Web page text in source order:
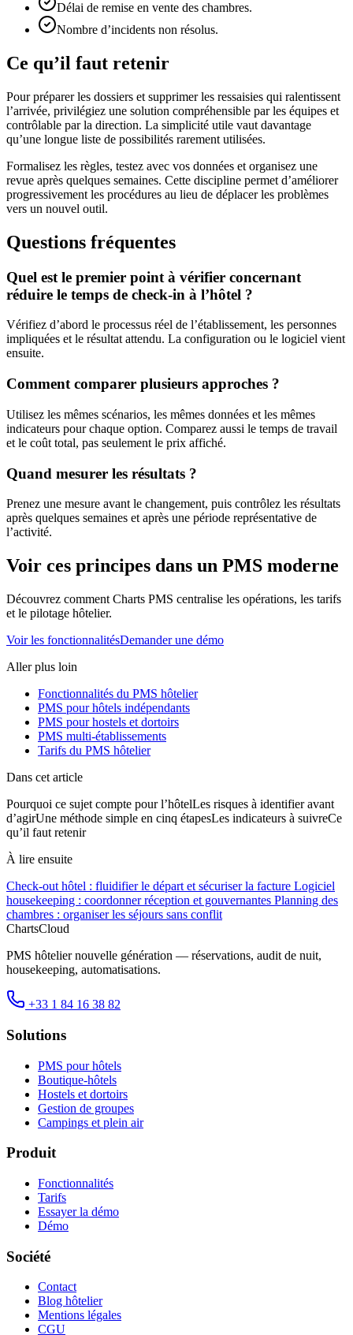
Délai de remise en vente des chambres.
Nombre d’incidents non résolus.
Ce qu’il faut retenir
Pour préparer les dossiers et supprimer les ressaisies qui ralentissent
l’arrivée, privilégiez une solution compréhensible par les équipes et
contrôlable par la direction. La simplicité utile vaut davantage
qu’une longue liste de possibilités rarement utilisées.
Formalisez les règles, testez avec vos données et organisez une
revue après quelques semaines. Cette discipline permet d’améliorer
progressivement les procédures au lieu de déplacer les problèmes
vers un nouvel outil.
Questions fréquentes
Quel est le premier point à vérifier concernant
réduire le temps de check-in à l’hôtel ?
Vérifiez d’abord le processus réel de l’établissement, les personnes
impliquées et le résultat attendu. La configuration ou le logiciel vient
ensuite.
Comment comparer plusieurs approches ?
Utilisez les mêmes scénarios, les mêmes données et les mêmes
indicateurs pour chaque option. Comparez aussi le temps de travail
et le coût total, pas seulement le prix affiché.
Quand mesurer les résultats ?
Prenez une mesure avant le changement, puis contrôlez les résultats
après quelques semaines et après une période représentative de
l’activité.
Voir ces principes dans un PMS moderne
Découvrez comment Charts PMS centralise les opérations, les tarifs
et le pilotage hôtelier.
Voir les fonctionnalitésDemander une démo
Aller plus loin
Fonctionnalités du PMS hôtelier
PMS pour hôtels indépendants
PMS pour hostels et dortoirs
PMS multi-établissements
Tarifs du PMS hôtelier
Dans cet article
Pourquoi ce sujet compte pour l’hôtelLes risques à identifier avant
d’agirUne méthode simple en cinq étapesLes indicateurs à suivreCe
qu’il faut retenir
À lire ensuite
Check-out hôtel : fluidifier le départ et sécuriser la facture Logiciel
housekeeping : coordonner réception et gouvernantes Planning des
chambres : organiser les séjours sans conflit
ChartsCloud
PMS hôtelier nouvelle génération — réservations, audit de nuit,
housekeeping, automatisations.
+33 1 84 16 38 82
Solutions
PMS pour hôtels
Boutique-hôtels
Hostels et dortoirs
Gestion de groupes
Campings et plein air
Produit
Fonctionnalités
Tarifs
Essayer la démo
Démo
Société
Contact
Blog hôtelier
Mentions légales
CGU